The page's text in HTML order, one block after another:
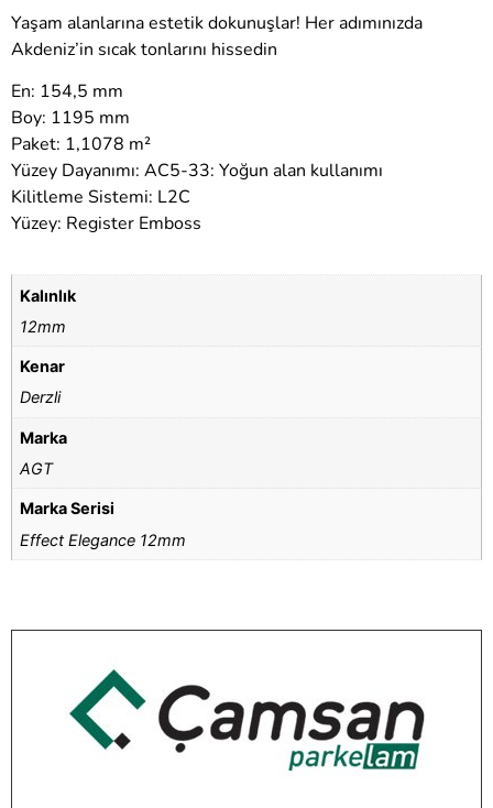
Yaşam alanlarına estetik dokunuşlar! Her adımınızda
Akdeniz’in sıcak tonlarını hissedin
En: 154,5 mm
Boy: 1195 mm
Paket: 1,1078 m²
Yüzey Dayanımı: AC5-33: Yoğun alan kullanımı
Kilitleme Sistemi: L2C
Yüzey: Register Emboss
Kalınlık
12mm
Kenar
Derzli
Marka
AGT
Marka Serisi
Effect Elegance 12mm